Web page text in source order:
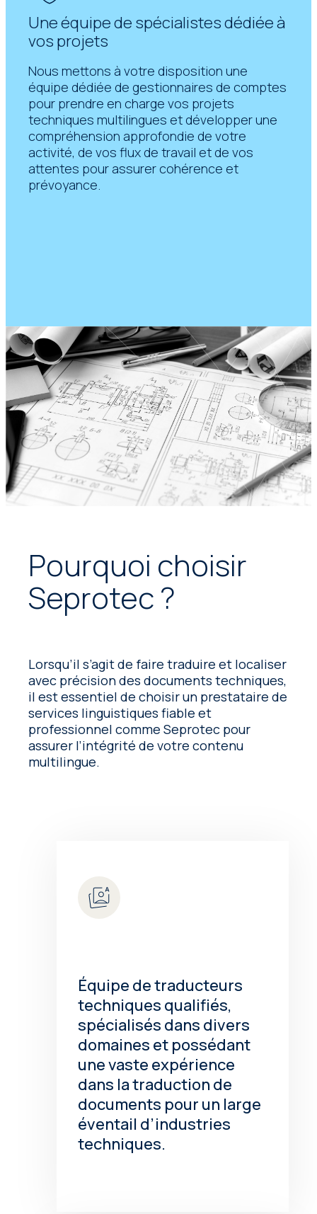
Une équipe de spécialistes dédiée à
vos projets
Nous mettons à votre disposition une
équipe dédiée de gestionnaires de comptes
pour prendre en charge vos projets
techniques multilingues et développer une
compréhension approfondie de votre
activité, de vos flux de travail et de vos
attentes pour assurer cohérence et
prévoyance.
Pourquoi choisir
Seprotec ?
Lorsqu’il s’agit de faire traduire et localiser
avec précision des documents techniques,
il est essentiel de choisir un prestataire de
services linguistiques fiable et
professionnel comme Seprotec pour
assurer l’intégrité de votre contenu
multilingue.
Équipe de traducteurs
techniques qualifiés,
spécialisés dans divers
domaines et possédant
une vaste expérience
dans la traduction de
documents pour un large
éventail d’industries
techniques.